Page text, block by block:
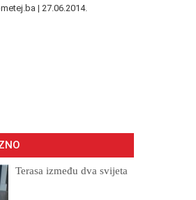
| 27.06.2014.
Terasa između dva svijeta